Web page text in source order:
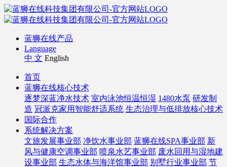
蓝狮在线产品
Language
中 文 English
首页
蓝狮在线核心技术
逐梦深蓝净水技术 室内泳池恒温恒湿 1480水泵 研发制
造 冠派克家用智能舒适系统 生态治理与低排放核心技术
国际合作
系统解决方案
文旅发展事业部 净饮水事业部 蓝狮在线SPA事业部 新
风与健康空调事业部 喷泉水艺事业部 废水回用与湿地建
设事业部 生态水体与海洋馆事业部 别墅行业事业部 节